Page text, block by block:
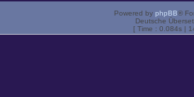
Powered by phpBB®
Deutsche
[ Time : 0.084s |